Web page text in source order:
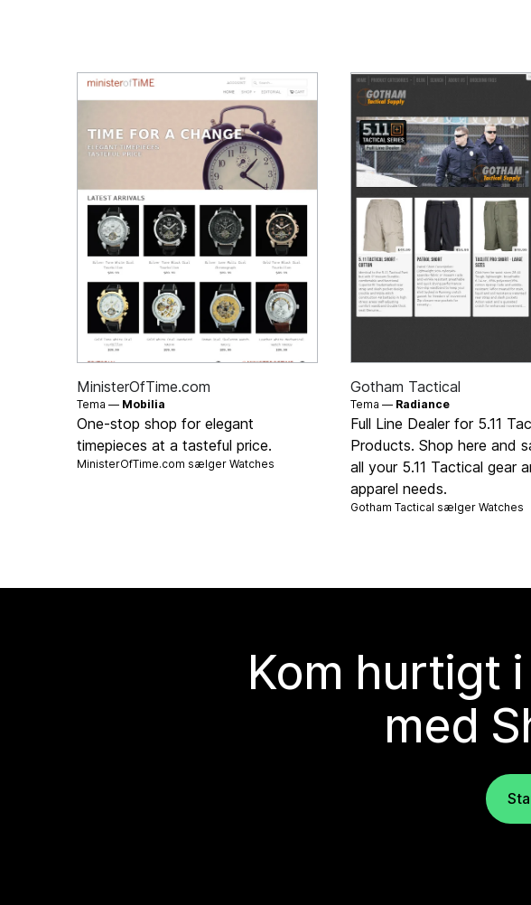
MinisterOfTime.com
Tema — Mobilia
One-stop shop for elegant
timepieces at a tasteful price.
MinisterOfTime.com sælgerWatches
Gotham Tactical
Tema — Radiance
Full Line Dealer for 5.11
Products. Shop here and
all your 5.11 Tactical gear
apparel needs.
Gotham Tactical sælger Watches
Kom hurtigt
med